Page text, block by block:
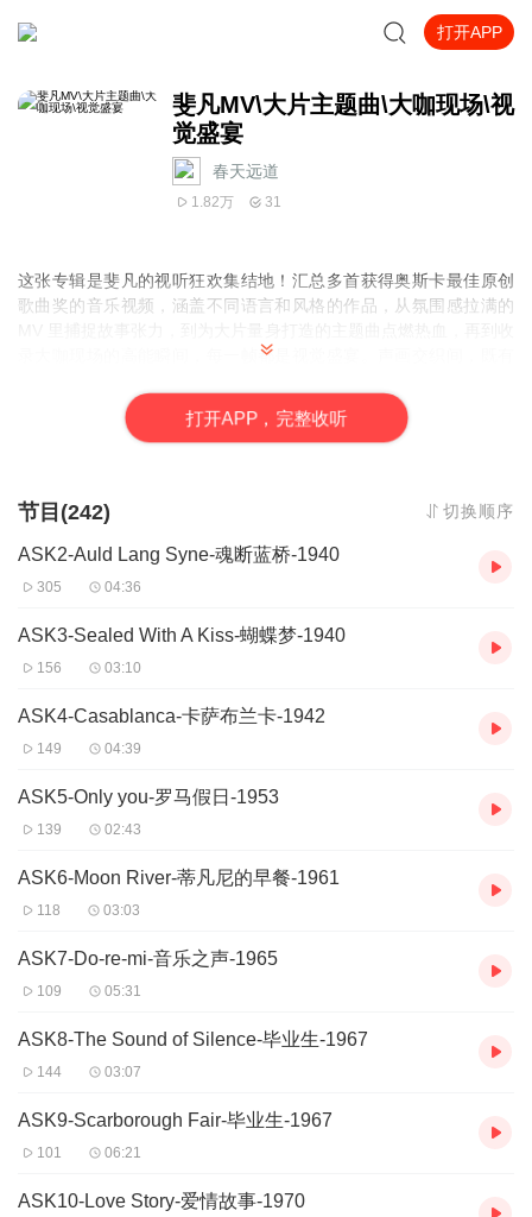
打开APP
斐凡MV\大片主题曲\大咖现场\视
觉盛宴
春天远道
1.82万 31
这张专辑是斐凡的视听狂欢集结地！ 汇总多首获得奥斯卡最佳原创
歌曲奖的音乐视频，涵盖不同语言和风格的作品，从氛围感拉满的
录大咖现场的高能瞬间，每一帧都是视觉盛宴。声画交织间，既有
斐凡世界里的无限可能。
打开APP，完整收听
节目(242) 切换顺序
ASK2-Auld Lang Syne-魂断蓝桥-1940
305 04:36
ASK3-Sealed With A Kiss-蝴蝶梦-1940
156 03:10
ASK4-Casablanca-卡萨布兰卡-1942
149 04:39
ASK5-Only you-罗马假日-1953
139 02:43
ASK6-Moon River-蒂凡尼的早餐-1961
118 03:03
ASK7-Do-re-mi-音乐之声-1965
109 05:31
ASK8-The Sound of Silence-毕业生-1967
144 03:07
ASK9-Scarborough Fair-毕业生-1967
101 06:21
ASK10-Love Story-爱情故事-1970